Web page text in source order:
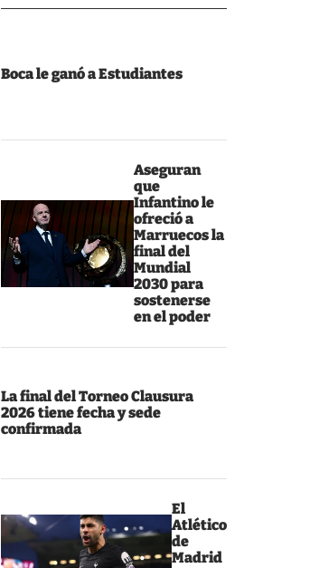
Boca le ganó a Estudiantes
Aseguran
que
Infantino le
ofreció a
Marruecos la
final del
Mundial
2030 para
sostenerse
en el poder
La final del Torneo Clausura
2026 tiene fecha y sede
confirmada
El
Atlético
de
Madrid